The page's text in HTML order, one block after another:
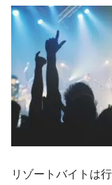
リゾートバイトは